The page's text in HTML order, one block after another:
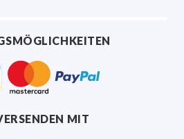
MIT